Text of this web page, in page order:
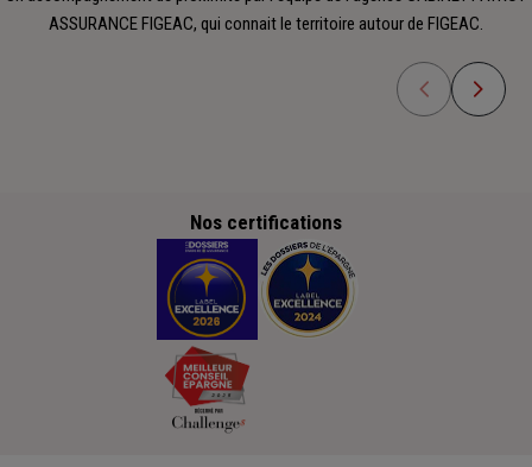
ASSURANCE FIGEAC, qui connait le territoire autour de FIGEAC.
Nos certifications